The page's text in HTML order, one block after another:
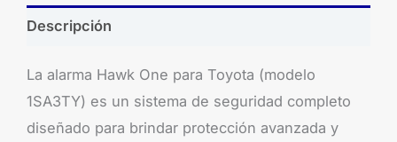
Descripción
La alarma Hawk One para Toyota (modelo
1SA3TY) es un sistema de seguridad completo
diseñado para brindar protección avanzada y